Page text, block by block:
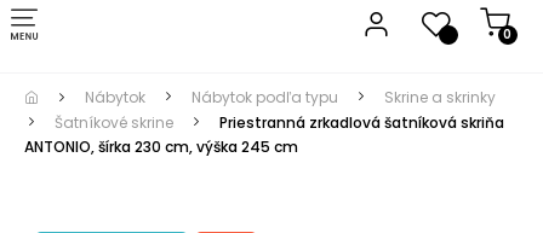
0
Toggle navigation
Nábytok Nábytok podľa typu
Skrine a skrinky
Šatníkové skrine
Priestranná zrkadlová šatníková skriňa
ANTONIO, šírka 230 cm, výška 245 cm